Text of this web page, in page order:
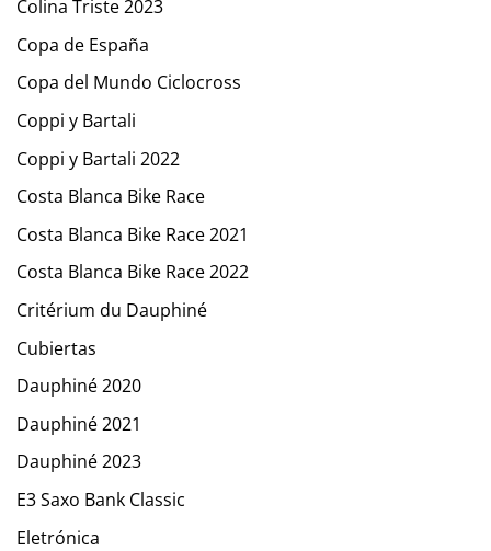
Colina Triste 2023
Copa de España
Copa del Mundo Ciclocross
Coppi y Bartali
Coppi y Bartali 2022
Costa Blanca Bike Race
Costa Blanca Bike Race 2021
Costa Blanca Bike Race 2022
Critérium du Dauphiné
Cubiertas
Dauphiné 2020
Dauphiné 2021
Dauphiné 2023
E3 Saxo Bank Classic
Eletrónica